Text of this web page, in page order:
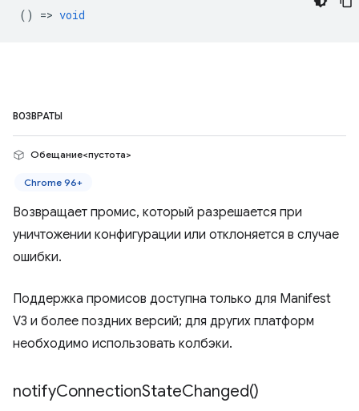
() => void
ВОЗВРАТЫ
Обещание<пустота>
Chrome 96+
Возвращает промис, который разрешается при
уничтожении конфигурации или отклоняется в случае
ошибки.
Поддержка промисов доступна только для Manifest
V3 и более поздних версий; для других платформ
необходимо использовать колбэки.
notifyConnectionStateChanged()